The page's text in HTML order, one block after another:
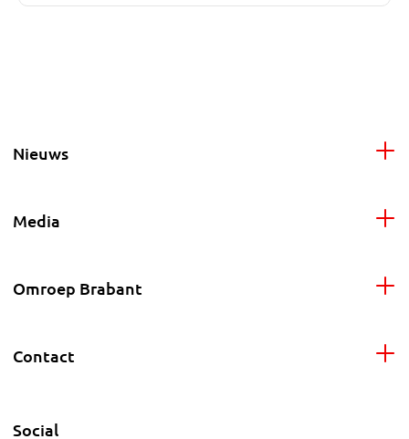
Nieuws
Media
Omroep Brabant
Contact
Social